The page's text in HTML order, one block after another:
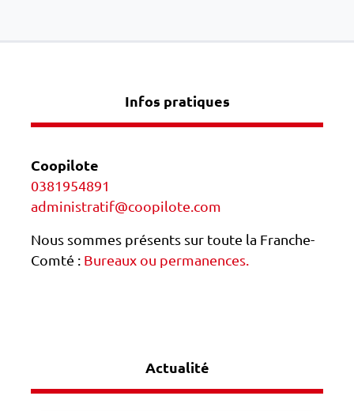
Infos pratiques
Coopilote
0381954891
administratif@coopilote.com
Nous sommes présents sur toute la Franche-
Comté : Bureaux ou permanences.
Actualité